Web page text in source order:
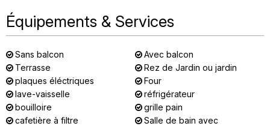
Équipements & Services
Sans balcon
Avec balcon
Terrasse
Rez de Jardin ou jardin
plaques éléctriques
Four
lave-vaisselle
réfrigérateur
bouilloire
grille pain
cafetière à filtre
Salle de bain avec